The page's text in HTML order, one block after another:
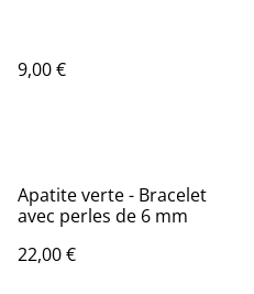
9,00 €
Apatite verte - Bracelet
avec perles de 6 mm
22,00 €